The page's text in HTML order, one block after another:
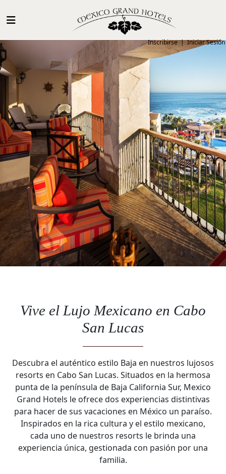
Inscribirse|Iniciar Sesión
Vive el Lujo Mexicano en Cabo
San Lucas
Descubra el auténtico estilo Baja en nuestros lujosos
resorts en Cabo San Lucas. Situados en la hermosa
punta de la península de Baja California Sur, Mexico
Grand Hotels le ofrece dos experiencias distintivas
para hacer de sus vacaciones en México un paraíso.
Inspirados en la rica cultura y el estilo mexicano,
cada uno de nuestros resorts le brinda una
experiencia única, gestionada con pasión por una
familia.